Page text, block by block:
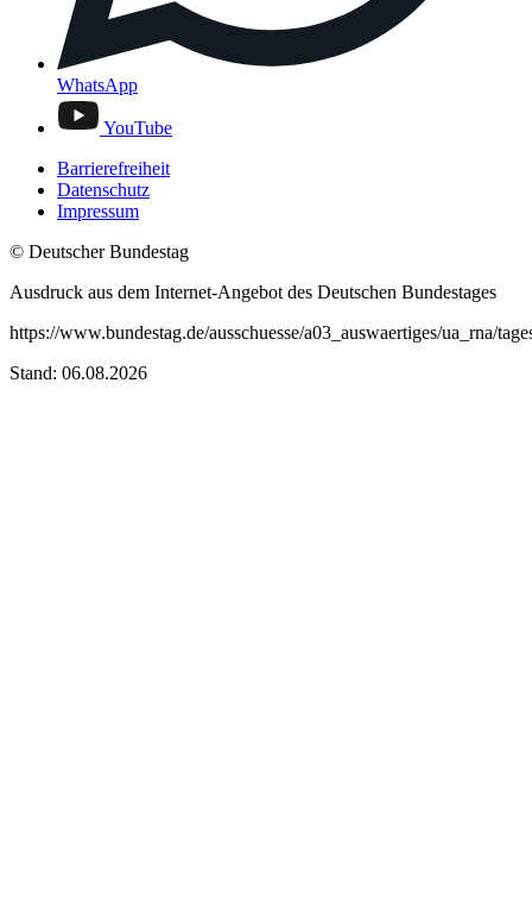
WhatsApp
YouTube
Barrierefreiheit
Datenschutz
Impressum
© Deutscher Bundestag
Ausdruck aus dem Internet-Angebot des Deutschen Bundestages
https://www.bundestag.de/ausschuesse/a03_auswaertiges/ua_rna/
Stand: 06.08.2026